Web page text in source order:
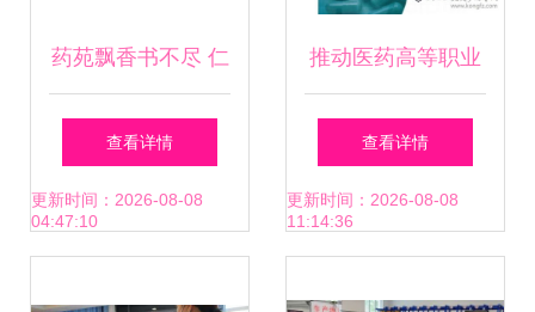
药苑飘香书不尽 仁
心宣医桥永续 医药
教学器材的诗意探
查看详情
更新时间：2026-08-08
04:47:10
推动医药高等职业
教育升级 固体制剂
设备与操作课程改
查看详情
更新时间：2026-08-08
11:14:36